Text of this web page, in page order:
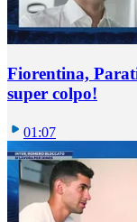
Fiorentina,
super colpo!
01:07